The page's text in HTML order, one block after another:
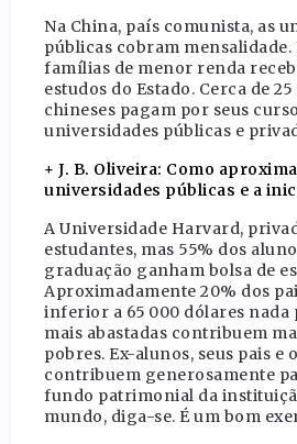
Na China, país comunista, as
públicas cobram mensalidade.
famílias de menor renda
estudos do Estado. Cerca de
chineses pagam por seus
universidades públicas e
+ J. B. Oliveira: Como
universidades públicas e a
A Universidade Harvard,
estudantes, mas 55% dos
graduação ganham bolsa de
Aproximadamente 20% dos
inferior a 65 000 dólares nada
mais abastadas contribuem
pobres. Ex-­alunos, seus pais e
contribuem generosamente
fundo patrimonial da
mundo, diga-­se. É um bom